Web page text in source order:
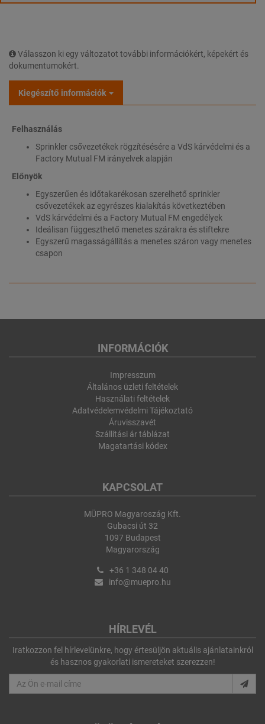
Válasszon ki egy változatot további információkért, képekért és
dokumentumokért.
Kiegészítő információk
Felhasználás
Sprinkler csővezetékek rögzítésésére a VdS kárvédelmi és a
Factory Mutual FM irányelvek alapján
Előnyök
Egyszerűen és időtakarékosan szerelhető sprinkler
csővezetékek az egyrészes kialakítás következtében
VdS kárvédelmi és a Factory Mutual FM engedélyek
Ideálisan függeszthető menetes szárakra és stiftekre
Egyszerű magasságállítás a menetes száron vagy menetes
csapon
INFORMÁCIÓK
Impresszum
Általános üzleti feltételek
Használati feltételek
Adatvédelemvédelmi Tájékoztató
Áruvisszavét
Szállítási ár táblázat
Magatartási kódex
KAPCSOLAT
MÜPRO Magyaroszág Kft.
Gubacsi út 32
1097 Budapest
Magyarország
+36 1 348 04 40
info@muepro.hu
HÍRLEVÉL
Iratkozzon fel hírlevelünkre, hogy értesüljön aktuális ajánlatainkról
és hasznos gyakorlati ismereteket szerezzen!